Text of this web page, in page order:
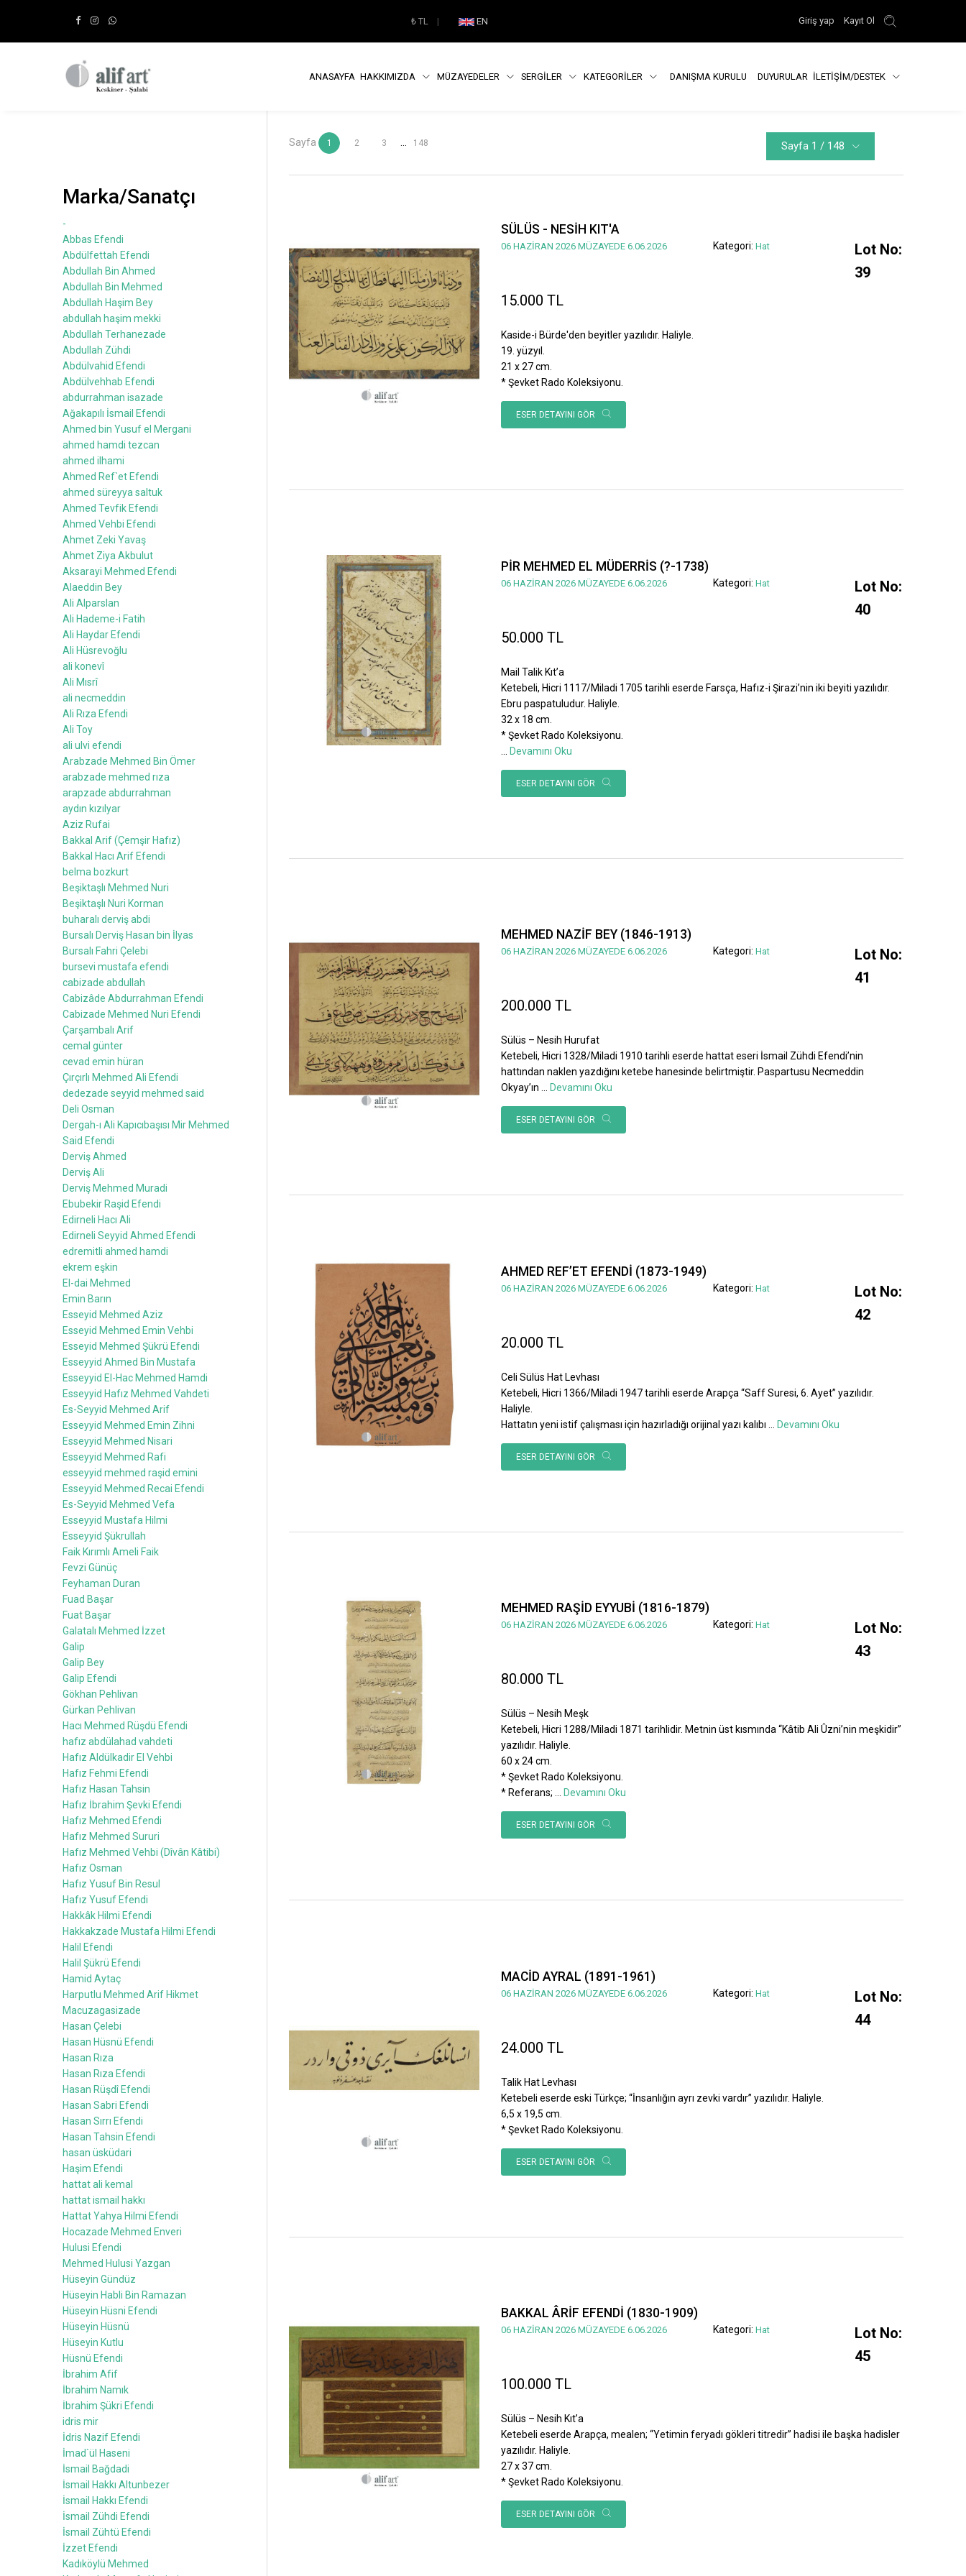
₺TL | EN Giriş yap Kayıt Ol
ANASAYFA HAKKIMIZDA MÜZAYEDELER SERGİLER KATEGORİLER DANIŞMA KURULU DUYURULAR İLETİŞİM/DESTEK
Sayfa 1 2 3 148 Sayfa 1 / 148
SÜLÜS - NESİH KIT'A
06 HAZİRAN 2026 MÜZAYEDE 6.06.2026 Kategori: Hat
Lot No:
39
15.000 TL
Kaside-i Bürde'den beyitler yazılıdır. Haliyle.
19. yüzyıl.
21 x 27 cm.
* Şevket Rado Koleksiyonu.
ESER DETAYINI GÖR
PİR MEHMED EL MÜDERRİS (?-1738)
06 HAZİRAN 2026 MÜZAYEDE 6.06.2026 Kategori: Hat
Lot No:
40
50.000 TL
Mail Talik Kıt’a
Ketebeli, Hicri 1117/Miladi 1705 tarihli eserde Farsça, Hafız-i Şirazi’nin iki beyiti yazılıdır.
Ebru paspatuludur. Haliyle.
32 x 18 cm.
* Şevket Rado Koleksiyonu.
Devamını Oku
ESER DETAYINI GÖR
MEHMED NAZİF BEY (1846-1913)
06 HAZİRAN 2026 MÜZAYEDE 6.06.2026 Kategori: Hat
Lot No:
41
200.000 TL
Sülüs – Nesih Hurufat
Ketebeli, Hicri 1328/Miladi 1910 tarihli eserde hattat eseri İsmail Zühdi Efendi’nin
hattından naklen yazdığını ketebe hanesinde belirtmiştir. Paspartusu Necmeddin
Okyay’ın ... Devamını Oku
ESER DETAYINI GÖR
AHMED REF’ET EFENDİ (1873-1949)
06 HAZİRAN 2026 MÜZAYEDE 6.06.2026 Kategori: Hat
Lot No:
42
20.000 TL
Celi Sülüs Hat Levhası
Ketebeli, Hicri 1366/Miladi 1947 tarihli eserde Arapça “Saff Suresi, 6. Ayet” yazılıdır.
Haliyle.
Hattatın yeni istif çalışması için hazırladığı orijinal yazı kalıbı
Devamını Oku
ESER DETAYINI GÖR
MEHMED RAŞİD EYYUBİ (1816-1879)
06 HAZİRAN 2026 MÜZAYEDE 6.06.2026 Kategori: Hat
Lot No:
43
80.000 TL
Sülüs – Nesih Meşk
Ketebeli, Hicri 1288/Miladi 1871 tarihlidir. Metnin üst kısmında “Kâtib Ali Ûzni’nin meşkidir”
yazılıdır. Haliyle.
60 x 24 cm.
* Şevket Rado Koleksiyonu.
* Referans; ... Devamını Oku
ESER DETAYINI GÖR
MACİD AYRAL (1891-1961)
06 HAZİRAN 2026 MÜZAYEDE 6.06.2026 Kategori: Hat
Lot No:
44
24.000 TL
Talik Hat Levhası
Ketebeli eserde eski Türkçe; “İnsanlığın ayrı zevki vardır” yazılıdır. Haliyle.
6,5 x 19,5 cm.
* Şevket Rado Koleksiyonu.
ESER DETAYINI GÖR
BAKKAL ÂRİF EFENDİ (1830-1909)
06 HAZİRAN 2026 MÜZAYEDE 6.06.2026 Kategori: Hat
Lot No:
45
100.000 TL
Sülüs – Nesih Kıt’a
Ketebeli eserde Arapça, mealen; “Yetimin feryadı gökleri titredir” hadisi ile başka hadisler
yazılıdır. Haliyle.
27 x 37 cm.
* Şevket Rado Koleksiyonu.
ESER DETAYINI GÖR
Marka/Sanatçı
-
Abbas Efendi
Abdülfettah Efendi
Abdullah Bin Ahmed
Abdullah Bin Mehmed
Abdullah Haşim Bey
abdullah haşim mekki
Abdullah Terhanezade
Abdullah Zühdi
Abdülvahid Efendi
Abdülvehhab Efendi
abdurrahman isazade
Ağakapılı İsmail Efendi
Ahmed bin Yusuf el Mergani
ahmed hamdi tezcan
ahmed ilhami
Ahmed Ref`et Efendi
ahmed süreyya saltuk
Ahmed Tevfik Efendi
Ahmed Vehbi Efendi
Ahmet Zeki Yavaş
Ahmet Ziya Akbulut
Aksarayi Mehmed Efendi
Alaeddin Bey
Ali Alparslan
Ali Hademe-i Fatih
Ali Haydar Efendi
Ali Hüsrevoğlu
ali konevî
Ali Mısrî
ali necmeddin
Ali Rıza Efendi
Ali Toy
ali ulvi efendi
Arabzade Mehmed Bin Ömer
arabzade mehmed rıza
arapzade abdurrahman
aydın kızılyar
Aziz Rufai
Bakkal Arif (Çemşir Hafız)
Bakkal Hacı Arif Efendi
belma bozkurt
Beşiktaşlı Mehmed Nuri
Beşiktaşlı Nuri Korman
buharalı derviş abdi
Bursalı Derviş Hasan bin İlyas
Bursalı Fahri Çelebi
bursevi mustafa efendi
cabizade abdullah
Cabizâde Abdurrahman Efendi
Cabizade Mehmed Nuri Efendi
Çarşambalı Arif
cemal günter
cevad emin hüran
Çırçırlı Mehmed Ali Efendi
dedezade seyyid mehmed said
Deli Osman
Dergah-ı Ali Kapıcıbaşısı Mir Mehmed
Said Efendi
Derviş Ahmed
Derviş Ali
Derviş Mehmed Muradi
Ebubekir Raşid Efendi
Edirneli Hacı Ali
Edirneli Seyyid Ahmed Efendi
edremitli ahmed hamdi
ekrem eşkin
El-dai Mehmed
Emin Barın
Esseyid Mehmed Aziz
Esseyid Mehmed Emin Vehbi
Esseyid Mehmed Şükrü Efendi
Esseyyid Ahmed Bin Mustafa
Esseyyid El-Hac Mehmed Hamdi
Esseyyid Hafız Mehmed Vahdeti
Es-Seyyid Mehmed Arif
Esseyyid Mehmed Emin Zihni
Esseyyid Mehmed Nisari
Esseyyid Mehmed Rafi
esseyyid mehmed raşid emini
Esseyyid Mehmed Recai Efendi
Es-Seyyid Mehmed Vefa
Esseyyid Mustafa Hilmi
Esseyyid Şükrullah
Faik Kırımlı Ameli Faik
Fevzi Günüç
Feyhaman Duran
Fuad Başar
Fuat Başar
Galatalı Mehmed İzzet
Galip
Galip Bey
Galip Efendi
Gökhan Pehlivan
Gürkan Pehlivan
Hacı Mehmed Rüşdü Efendi
hafız abdülahad vahdeti
Hafız Aldülkadir El Vehbi
Hafız Fehmi Efendi
Hafız Hasan Tahsin
Hafız İbrahim Şevki Efendi
Hafız Mehmed Efendi
Hafız Mehmed Sururi
Hafız Mehmed Vehbi (Dîvân Kâtibi)
Hafız Osman
Hafız Yusuf Bin Resul
Hafız Yusuf Efendi
Hakkâk Hilmi Efendi
Hakkakzade Mustafa Hilmi Efendi
Halil Efendi
Halil Şükrü Efendi
Hamid Aytaç
Harputlu Mehmed Arif Hikmet
Macuzagasizade
Hasan Çelebi
Hasan Hüsnü Efendi
Hasan Rıza
Hasan Rıza Efendi
Hasan Rüşdî Efendi
Hasan Sabri Efendi
Hasan Sırrı Efendi
Hasan Tahsin Efendi
hasan üsküdari
Haşim Efendi
hattat ali kemal
hattat ismail hakkı
Hattat Yahya Hilmi Efendi
Hocazade Mehmed Enveri
Hulusi Efendi
Mehmed Hulusi Yazgan
Hüseyin Gündüz
Hüseyin Habli Bin Ramazan
Hüseyin Hüsni Efendi
Hüseyin Hüsnü
Hüseyin Kutlu
Hüsnü Efendi
İbrahim Afif
İbrahim Namık
İbrahim Şükri Efendi
idris mir
İdris Nazif Efendi
İmad`ül Haseni
İsmail Bağdadi
İsmail Hakkı Altunbezer
İsmail Hakkı Efendi
İsmail Zühdi Efendi
İsmail Zühtü Efendi
İzzet Efendi
Kadıköylü Mehmed